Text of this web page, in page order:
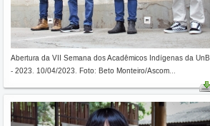
Abertura da VII Semana dos Acadêmicos Indígenas da UnB
- 2023. 10/04/2023. Foto: Beto Monteiro/Ascom...